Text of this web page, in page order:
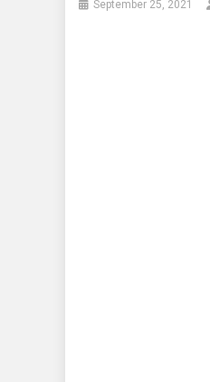
September 25, 2021